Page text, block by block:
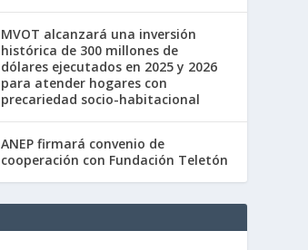
MVOT alcanzará una inversión
histórica de 300 millones de
dólares ejecutados en 2025 y 2026
para atender hogares con
precariedad socio-habitacional
ANEP firmará convenio de
cooperación con Fundación Teletón